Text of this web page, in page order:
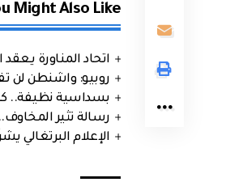
Might Also Like
اتحاد المناورة يعقد
روبيو: واشنطن لن
بسداسية نظيفة..
رسالة تثير
الإعلام البرتغالي